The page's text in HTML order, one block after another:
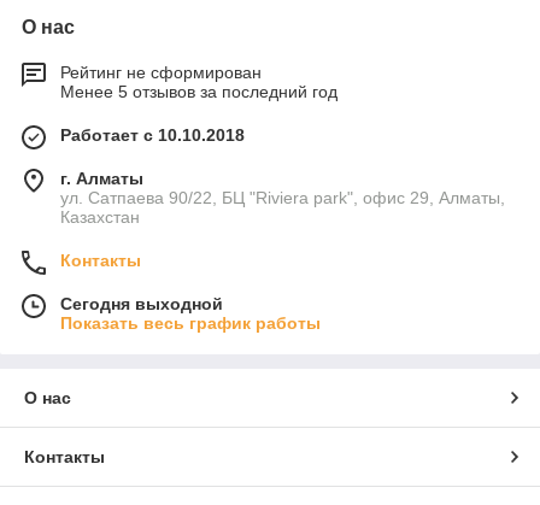
О нас
Рейтинг не сформирован
Менее 5 отзывов за последний год
Работает с 10.10.2018
г. Алматы
ул. Сатпаева 90/22, БЦ "Riviera park", офис 29, Алматы,
Казахстан
Контакты
Сегодня выходной
Показать весь график работы
О нас
Контакты